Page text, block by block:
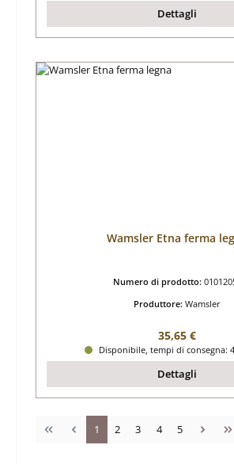
Dettagli
Wamsler Etna ferma
Numero di prodotto:
Produttore: Wamsler
Prezzo
35,65 €
Disponibile, tempi di consegna:
Dettagli
Pagina
1 Pagina
2 Pagina
3 Pagina
4 Pagina
5